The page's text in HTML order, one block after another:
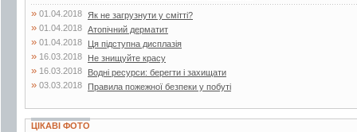
» 01.04.2018 Як не загрузнути у смітті?
» 01.04.2018 Атопічний дерматит
» 01.04.2018 Ця підступна дисплазія
» 16.03.2018 Не знищуйте красу
» 16.03.2018 Водні ресурси: берегти і захищати
» 03.03.2018 Правила пожежної безпеки у побуті
ЦІКАВІ ФОТО